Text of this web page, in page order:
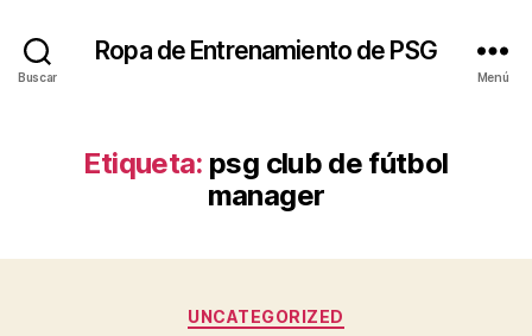
Buscar
Ropa de Entrenamiento de PSG
Menú
Etiqueta: psg club de fútbol
manager
Categorías
UNCATEGORIZED